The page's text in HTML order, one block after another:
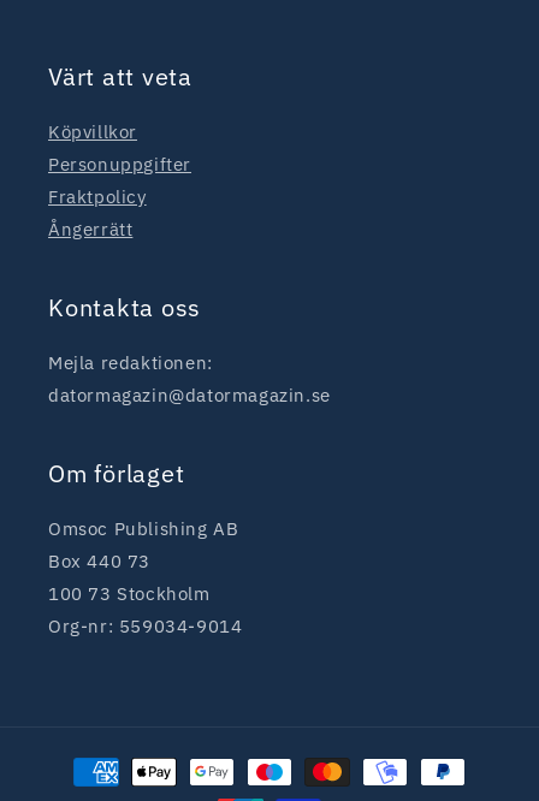
Värt att veta
Köpvillkor
Personuppgifter
Fraktpolicy
Ångerrätt
Kontakta oss
Mejla redaktionen:
datormagazin@datormagazin.se
Om förlaget
Omsoc Publishing AB
Box 440 73
100 73 Stockholm
Org-nr: 559034-9014
Betalningsmetoder